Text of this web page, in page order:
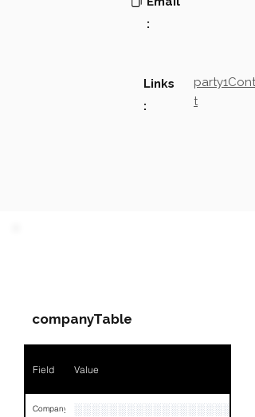
:
Links
:
t
companyTable
Field Value
Company